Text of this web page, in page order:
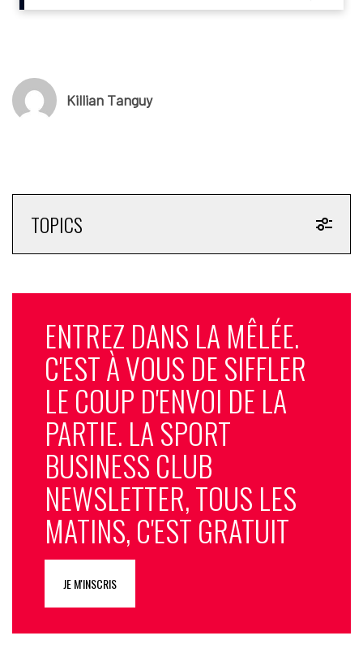
Killian Tanguy
TOPICS
ENTREZ DANS LA MÊLÉE.
C'EST À VOUS DE SIFFLER
LE COUP D'ENVOI DE LA
PARTIE. LA SPORT
BUSINESS CLUB
NEWSLETTER, TOUS LES
MATINS, C'EST GRATUIT
JE M'INSCRIS